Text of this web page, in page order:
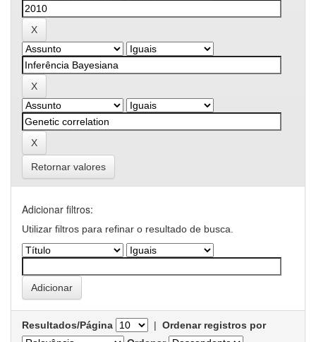
Retornar valores
Adicionar filtros:
Utilizar filtros para refinar o resultado de busca.
Resultados/Página | Ordenar registros por